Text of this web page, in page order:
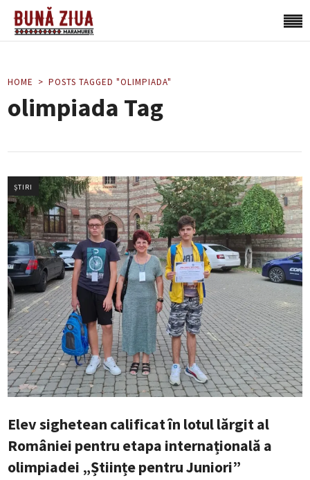
HOME POSTS TAGGED "OLIMPIADA"
olimpiada Tag
ȘTIRI
Elev sighetean calificat în lotul lărgit al
României pentru etapa internațională a
olimpiadei „Științe pentru Juniori”